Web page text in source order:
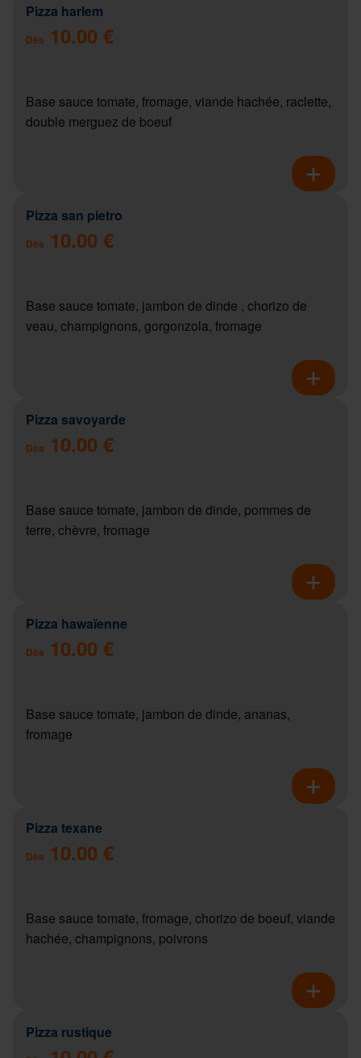
Pizza harlem
Dès 10.00 €
Base sauce tomate, fromage, viande hachée, raclette,
double merguez de boeuf
Pizza san pietro
Dès 10.00 €
Base sauce tomate, jambon de dinde , chorizo de
veau, champignons, gorgonzola, fromage
Pizza savoyarde
Dès 10.00 €
Base sauce tomate, jambon de dinde, pommes de
terre, chèvre, fromage
Pizza hawaïenne
Dès 10.00 €
Base sauce tomate, jambon de dinde, ananas,
fromage
Pizza texane
Dès 10.00 €
Base sauce tomate, fromage, chorizo de boeuf, viande
hachée, champignons, poivrons
Pizza rustique